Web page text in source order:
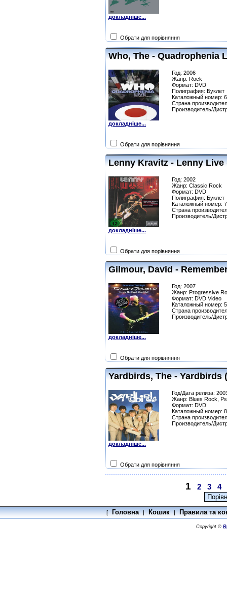
докладніше...
Обрати для порівняння
Who, The - Quadrophenia
докладніше...
Год: 2006
Жанр: Rock
Формат: DVD
Полиграфия: Буклет
Каталожный номер:
Страна
Производитель/
Обрати для порівняння
Lenny Kravitz - Lenny Live
докладніше...
Год: 2002
Жанр: Classic Rock
Формат: DVD
Полиграфия: Буклет
Каталожный номер:
Страна
Производитель/
Обрати для порівняння
Gilmour, David -
докладніше...
Год: 2007
Жанр: Progressive
Формат: DVD Video
Каталожный номер:
Страна
Производитель/
Обрати для порівняння
Yardbirds, The - Yardbirds
докладніше...
Год/Дата релиза:
Жанр: Blues Rock,
Формат: DVD
Каталожный номер:
Страна
Производитель/
Обрати для порівняння
1 2 3 4
[ Головна | Кошик | Правила та
Copyright ©